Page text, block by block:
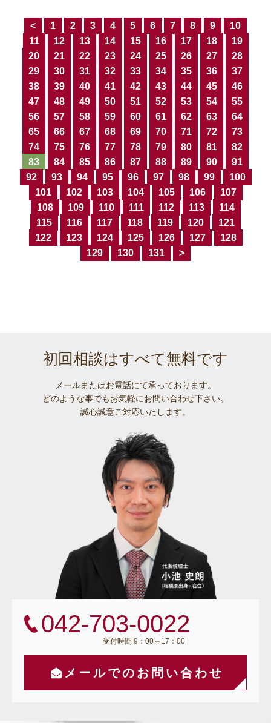
< 1 2 3 4 5 6 7 8 9
10
11
12 13 14 15 16 17 18
19
20
21 22 23 24 25 26 27
28
29
30 31 32 33 34 35 36
37
38
39 40 41 42 43 44 45
46
47
48 49 50 51 52 53 54
55
56
57 58 59 60 61 62 63
64
65
66 67 68 69 70 71 72
73
74
75 76 77 78 79 80 81
82
83
84 85 86 87 88 89 90
91
92
93 94 95 96 97 98 99
100
101
102 103 104 105 106
107
108
109 110 111 112 113
114
115
116 117 118 119 120
121
122
123 124 125 126 127
128
129
130 131 >
初回相談はすべて無料です
メールまたはお電話にて承っております。
どのような事でもお気軽にお問い合わせ下さい。
誠心誠意ご対応いたします。
042-703-0022
受付時間 9：00～17：00
メールでのお問い合わせ